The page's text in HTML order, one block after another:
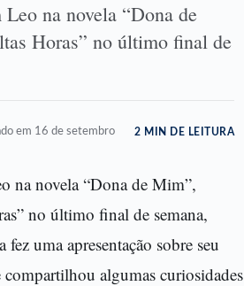
na novela “Dona de
Horas” no último final de
em 16 de setembro 2 MIN DE LEITURA
na novela “Dona de Mim”,
no último final de semana,
uma apresentação sobre seu
compartilhou algumas curiosidades